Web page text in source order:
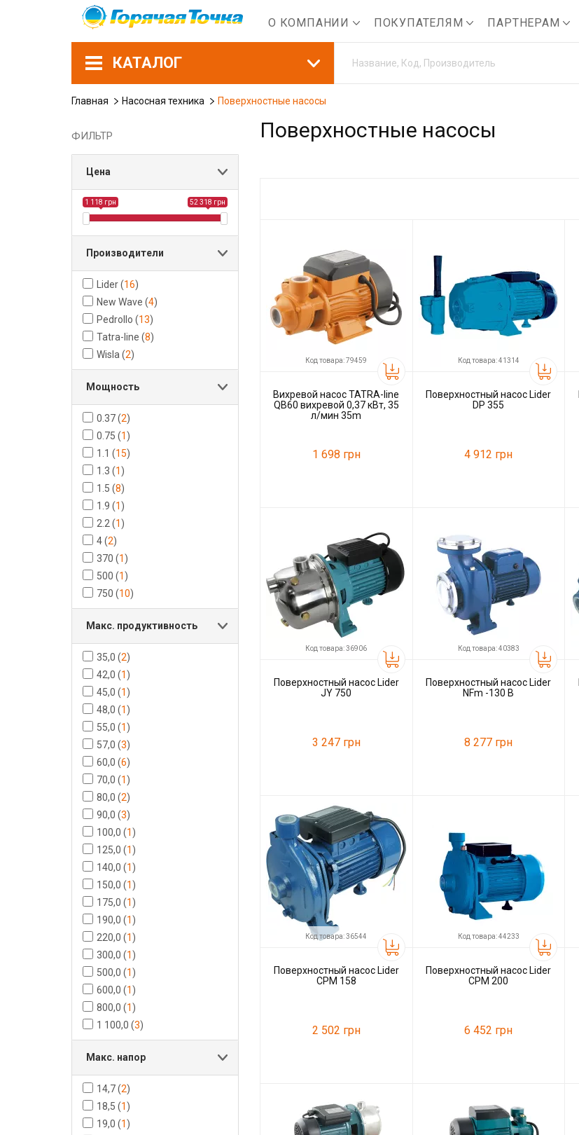
О КОМПАНИИ ПОКУПАТЕЛЯМ ПАРТНЕРАМ
КАТАЛОГ
Главная Насосная техника Поверхностные насосы
ФИЛЬТР
Цена
1 118 грн 52 318 грн
Производители
Lider(16)
New Wave (4)
Pedrollo (13)
Tatra-line (8)
Wisla (2)
Мощность
0.37(2)
0.75 (1 )
1.1 (15)
1.3 (1 )
1.5 (8)
1.9 (1 )
2.2 (1 )
4(2)
370 (1 )
500 (1 )
750 (10)
Макс. продуктивность
35,0 (2)
42,0 (1 )
45,0 (1 )
48,0 (1 )
55,0 (1 )
57,0 (3)
60,0 (6)
70,0 (1 )
80,0 (2)
90,0 (3)
100,0 (1 )
125,0 (1 )
140,0 (1 )
150,0 (1 )
175,0 (1 )
190,0 (1 )
220,0 (1 )
300,0 (1 )
500,0 (1 )
600,0 (1 )
800,0 (1 )
1 100,0 (3)
Макс. напор
14,7(2)
18,5 (1 )
19,0 (1 )
Поверхностные насосы
Код товара: 79459
Вихревой насос TATRA-line
QB60 вихревой 0,37 кВт, 35
л/мин 35m
1 698 грн
Код товара: 41314
Поверхностный насос Lider
DP 355
4 912 грн
Код товара: 36906
Поверхностный насос Lider
JY 750
3 247 грн
Код товара: 40383
Поверхностный насос Lider
NFm -130 В
8 277 грн
Код товара: 36544
Поверхностный насос Lider
СРМ 158
2 502 грн
Код товара: 44233
Поверхностный насос Lider
СРМ 200
6 452 грн